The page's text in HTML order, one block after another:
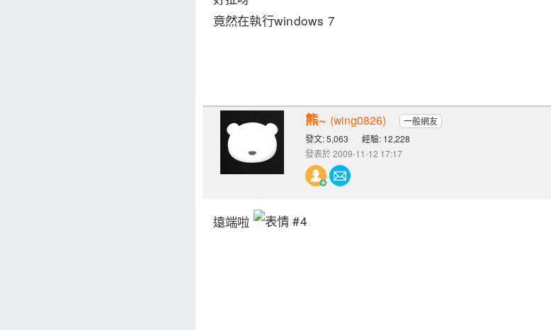
竟然在執行windows 7
熊~ (wing0826)
一般網友
發文: 5,063
經驗: 12,228
發表於 2009-11-12 17:17
遠端啦